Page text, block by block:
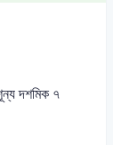
দশমিক ৭